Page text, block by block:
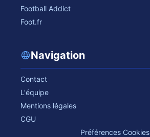
Football Addict
Foot.fr
Navigation
Contact
L'équipe
Mentions légales
CGU
Préférences Cookies